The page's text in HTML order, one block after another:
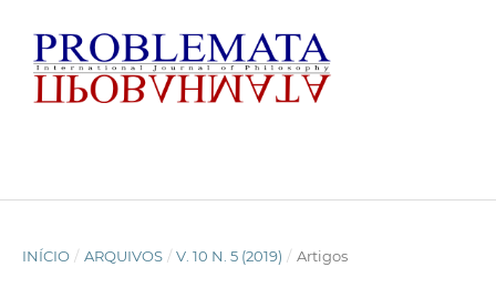
INÍCIO / ARQUIVOS / V. 10 N. 5 (2019) / Artigos